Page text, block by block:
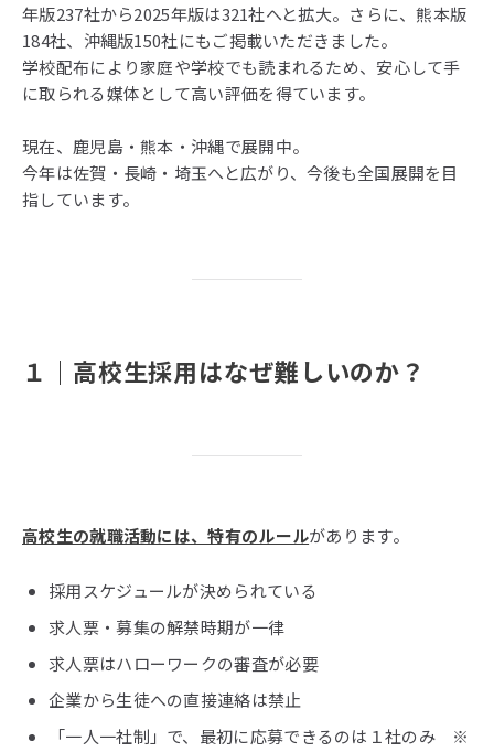
年版237社から2025年版は321社へと拡大。さらに、熊本版
184社、沖縄版150社にもご掲載いただきました。
学校配布により家庭や学校でも読まれるため、安心して手
に取られる媒体として高い評価を得ています。
現在、鹿児島・熊本・沖縄で展開中。
今年は佐賀・長崎・埼玉へと広がり、今後も全国展開を目
指しています。
１｜ 高校生採用はなぜ難しいのか？
高校生の就職活動には、特有のルールがあります。
採用スケジュールが決められている
求人票・募集の解禁時期が一律
求人票はハローワークの審査が必要
企業から生徒への直接連絡は禁止
「一人一社制」で、最初に応募できるのは１社のみ ※